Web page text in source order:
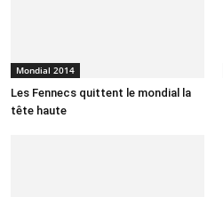
Mondial 2014
Les Fennecs quittent le mondial la
tête haute